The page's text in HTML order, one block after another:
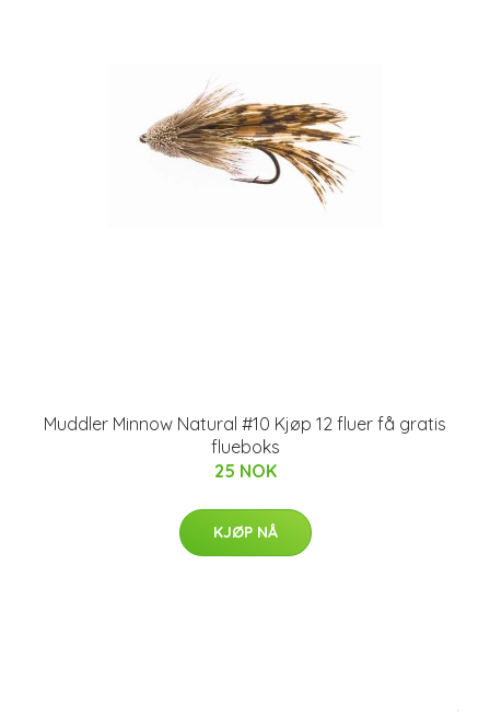
Muddler Minnow Natural #10 Kjøp 12 fluer få gratis
flueboks
25 NOK
KJØP NÅ